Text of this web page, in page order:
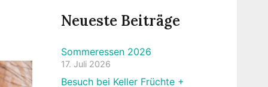
Neueste Beiträge
Sommeressen 2026
17. Juli 2026
Besuch bei Keller Früchte +